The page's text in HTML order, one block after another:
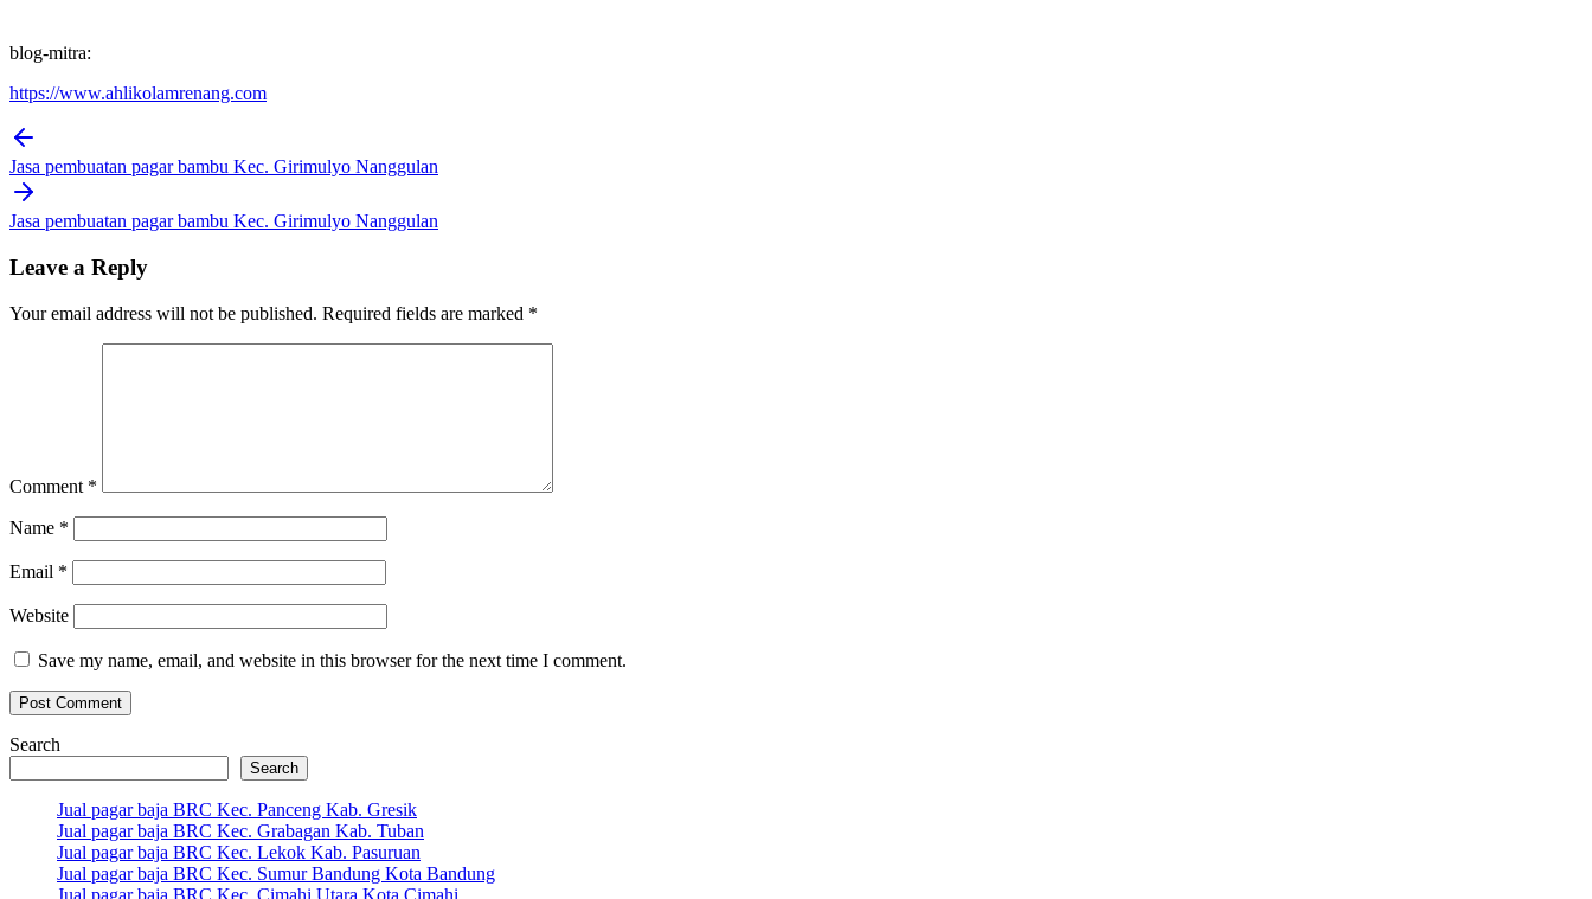
blog-mitra:
https://www.ahlikolamrenang.com
Post
navigation
Jasa pembuatan pagar bambu Kec. Girimulyo Nanggulan
Jasa pembuatan pagar bambu Kec. Girimulyo Nanggulan
Leave a Reply
Your email address will not be published. Required fields are marked *
Comment *
Name *
Email *
Website
Save my name, email, and website in this browser for the next time I comment.
Search
Search
Jual pagar baja BRC Kec. Panceng Kab. Gresik
Jual pagar baja BRC Kec. Grabagan Kab. Tuban
Jual pagar baja BRC Kec. Lekok Kab. Pasuruan
Jual pagar baja BRC Kec. Sumur Bandung Kota Bandung
Jual pagar baja BRC Kec. Cimahi Utara Kota Cimahi